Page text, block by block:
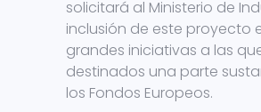
solicitará al Ministerio de
inclusión de este proyecto
grandes iniciativas a las
destinados una parte
los Fondos Europeos.